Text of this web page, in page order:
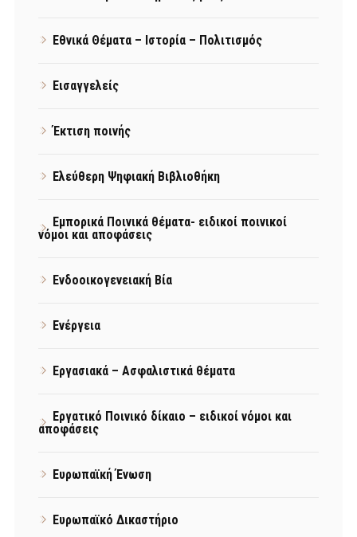
Εθνικά Θέματα – Ιστορία – Πολιτισμός
Εισαγγελείς
Έκτιση ποινής
Ελεύθερη Ψηφιακή Βιβλιοθήκη
Εμπορικά Ποινικά θέματα- ειδικοί ποινικοί
νόμοι και αποφάσεις
Ενδοοικογενειακή Βία
Ενέργεια
Εργασιακά – Ασφαλιστικά θέματα
Εργατικό Ποινικό δίκαιο – ειδικοί νόμοι και
αποφάσεις
Ευρωπαϊκή Ένωση
Ευρωπαϊκό Δικαστήριο